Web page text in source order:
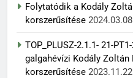
Folytatódik a Kodály
korszerűsítése
TOP_PLUSZ-2.1.1- 21-
galgahévízi Kodály
korszerűsítése